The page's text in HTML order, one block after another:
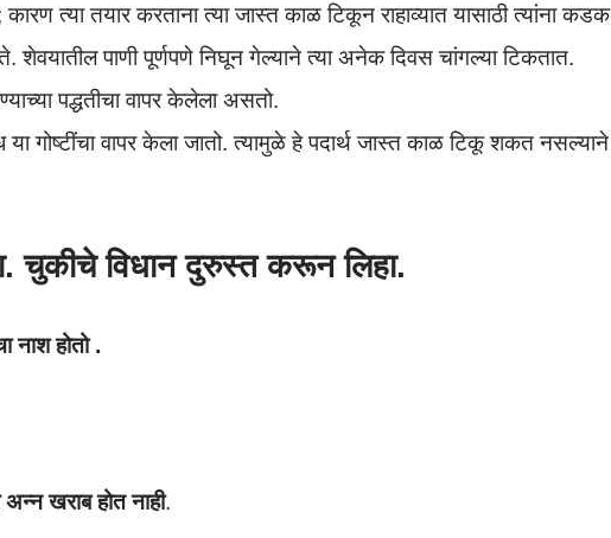
त्या तयार करताना त्या जास्त काळ टिकून राहाव्यात यासाठी त्यांना कडक
शेवयातील पाणी पूर्णपणे निघून गेल्याने त्या अनेक दिवस चांगल्या टिकतात.
पद्धतीचा वापर केलेला असतो.
या गोष्टींचा वापर केला जातो. त्यामुळे हे पदार्थ जास्त काळ टिकू शकत नसल्याने
चुकीचे विधान दुरुस्त करून लिहा.
नाश होतो .
खराब होत नाही.